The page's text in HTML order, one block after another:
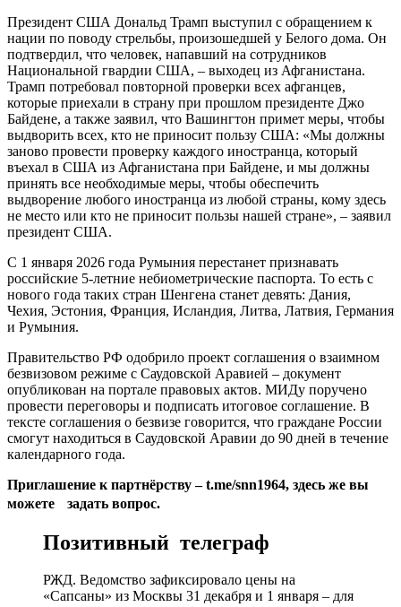
Президент США Дональд Трамп выступил с обращением к
нации по поводу стрельбы, произошедшей у Белого дома. Он
подтвердил, что человек, напавший на сотрудников
Национальной гвардии США, – выходец из Афганистана.
Трамп потребовал повторной проверки всех афганцев,
которые приехали в страну при прошлом президенте Джо
Байдене, а также заявил, что Вашингтон примет меры, чтобы
выдворить всех, кто не приносит пользу США: «Мы должны
заново провести проверку каждого иностранца, который
въехал в США из Афганистана при Байдене, и мы должны
принять все необходимые меры, чтобы обеспечить
выдворение любого иностранца из любой страны, кому здесь
не место или кто не приносит пользы нашей стране», – заявил
президент США.
С 1 января 2026 года Румыния перестанет признавать
российские 5‑летние небиометрические паспорта. То есть с
нового года таких стран Шенгена станет девять: Дания,
Чехия, Эстония, Франция, Исландия, Литва, Латвия, Германия
и Румыния.
Правительство РФ одобрило проект соглашения о взаимном
безвизовом режиме с Саудовской Аравией – документ
опубликован на портале правовых актов. МИДу поручено
провести переговоры и подписать итоговое соглашение. В
тексте соглашения о безвизе говорится, что граждане России
смогут находиться в Саудовской Аравии до 90 дней в течение
календарного года.
Приглашение к партнёрству – t.me/snn1964, здесь же вы
можете задать вопрос.
Позитивный телеграф
РЖД. Ведомство зафиксировало цены на
«Сапсаны» из Москвы 31 декабря и 1 января – для